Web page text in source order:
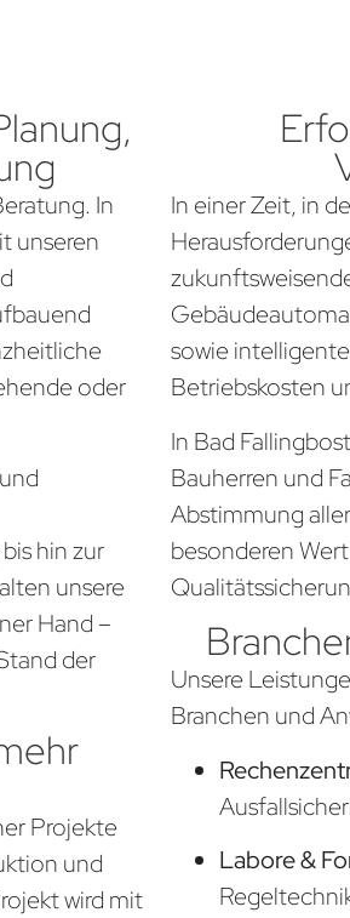
In
unseren
oder
hin zur
unsere
Hand –
der
Projekte
und
wird mit
In einer Zeit, in
sowie
Betriebskosten
In Bad
Bauherren und
Abstimmung
besonderen
Unsere
Branchen und
Labore &